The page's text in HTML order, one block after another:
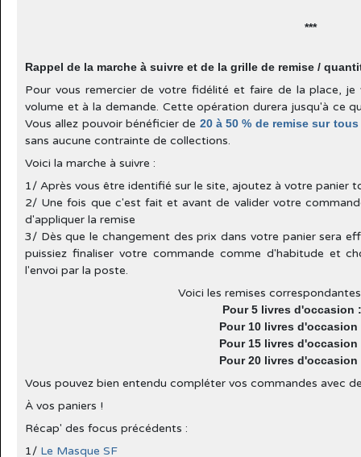
***
Rappel de la marche à suivre et de la grille de remise /
Pour vous remercier de votre fidélité et faire de la place,
volume et à la demande. Cette opération durera jusqu'à ce
Vous allez pouvoir bénéficier de 20 à 50 % de remise sur
sans aucune contrainte de collections.
Voici la marche à suivre :
1/ Après vous être identifié sur le site, ajoutez à votre panier
2/ Une fois que c'est fait et avant de valider votre
d'appliquer la remise
3/ Dès que le changement des prix dans votre panier sera
puissiez finaliser votre commande comme d'habitude et
l'envoi par la poste.
Voici les remises
Pour 5 livres d'occasion
Pour 10 livres d'occasion
Pour 15 livres d'occasion
Pour 20 livres d'occasion
Vous pouvez bien entendu compléter vos commandes avec
À vos paniers !
Récap' des focus précédents :
1/ Le Masque SF